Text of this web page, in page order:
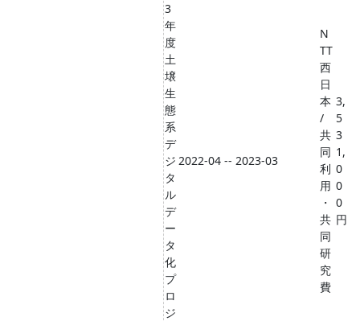
3
年
度
土
壌
生
態
系
デ
ジ
タ
ル
デ
ー
タ
化
プ
ロ
ジ
2022-04 -- 2023-03
N
TT
西
日
本
/
共
同
利
用
・
共
同
研
究
費
3,
5
3
1,
0
0
0
円